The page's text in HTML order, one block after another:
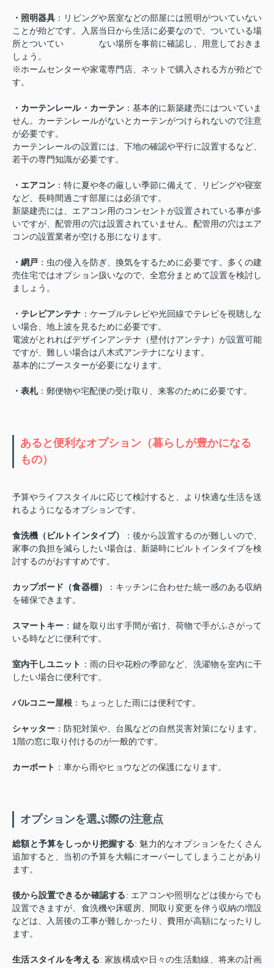
・照明器具 ：リビングや居室などの部屋には照明がついていない
ことが殆どです。入居当日から生活に必要なので、ついている場
所とついてい ない場所を事前に確認し、用意しておきま
しょう。
※ホームセンターや家電専門店、ネットで購入される方が殆どで
す。
・カーテンレール・カーテン：基本的に新築建売にはついていま
せん。カーテンレールがないとカーテンがつけられないので注意
が必要です。
カーテンレールの設置には、下地の確認や平行に設置するなど、
若干の専門知識が必要です。
・エアコン ：特に夏や冬の厳しい季節に備えて、リビングや寝室
など、長時間過ごす部屋には必須です。
新築建売には、エアコン用のコンセントが設置されている事が多
いですが、配管用の穴は設置されていません。配管用の穴はエア
コンの設置業者が空ける形になります。
・網戸 ：虫の侵入を防ぎ、換気をするために必要です。多くの建
売住宅ではオプション扱いなので、全窓分まとめて設置を検討し
ましょう。
・テレビアンテナ ：ケーブルテレビや光回線でテレビを視聴しな
い場合、地上波を見るために必要です。
電波がとれればデザインアンテナ（壁付けアンテナ）が設置可能
ですが、難しい場合は八木式アンテナになります。
基本的にブースターが必要になります。
・表札：郵便物や宅配便の受け取り、来客のために必要です。
あると便利なオプション（暮らしが豊かになる
もの）
予算やライフスタイルに応じて検討すると、より快適な生活を送
れるようになるオプションです。
食洗機（ビルトインタイプ）
：後から設置するのが難しいので、
家事の負担を減らしたい場合は、新築時にビルトインタイプを検
討するのがおすすめです。
カップボード（食器棚）
：キッチンに合わせた統一感のある収納
を確保できます。
スマートキー ：鍵を取り出す手間が省け、荷物で手がふさがって
いる時などに便利です。
室内干しユニット ：雨の日や花粉の季節など、洗濯物を室内に干
したい場合に便利です。
バルコニー屋根 ：ちょっとした雨には便利です。
シャッター ：防犯対策や、台風などの自然災害対策になります。
1階の窓に取り付けるのが一般的です。
カーポート ：車から雨やヒョウなどの保護になります。
オプションを選ぶ際の注意点
総額と予算をしっかり把握する: 魅力的なオプションをたくさん
追加すると、当初の予算を大幅にオーバーしてしまうことがあり
ます。
後から設置できるか確認する: エアコンや照明などは後からでも
設置できますが、食洗機や床暖房、間取り変更を伴う収納の増設
などは、入居後の工事が難しかったり、費用が高額になったりし
ます。
生活スタイルを考える: 家族構成や日々の生活動線、将来の計画